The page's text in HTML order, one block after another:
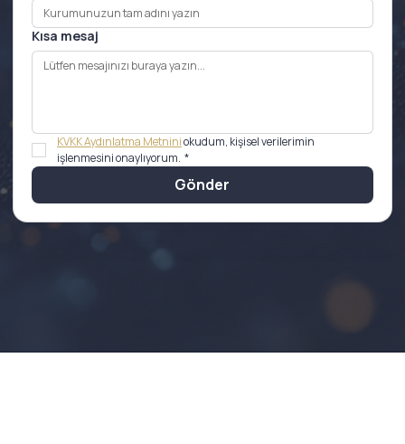
Kısa mesaj
KVKK Aydınlatma Metnini okudum, kişisel verilerimin
işlenmesini onaylıyorum. *
Gönder